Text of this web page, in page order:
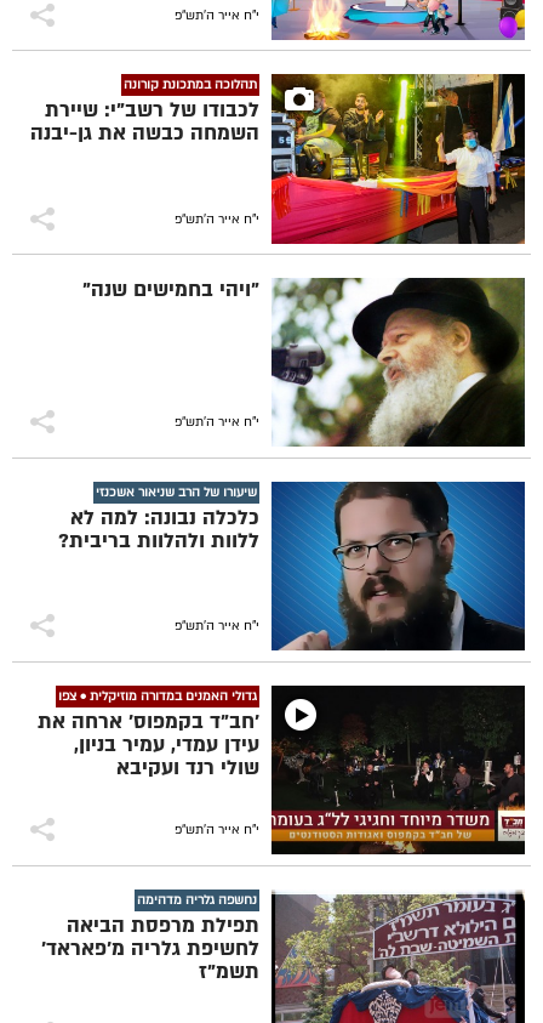
י"ח אייר ה׳תש״פ
תהלוכה במתכונת קורונה
לכבודו של רשב"י: שיירת
השמחה כבשה את גן-יבנה
י"ח אייר ה׳תש״פ
"ויהי בחמישים שנה"
י"ח אייר ה׳תש״פ
שיעורו של הרב שניאור אשכנזי
כלכלה נבונה: למה לא
ללוות ולהלוות בריבית?
י"ח אייר ה׳תש״פ
גדולי האמנים במדורה מוזיקלית • צפו
'חב"ד בקמפוס' ארחה את
עידן עמדי, עמיר בניון,
שולי רנד ועקיבא
י"ח אייר ה׳תש״פ
נחשפה גלריה מדהימה
תפילת מרפסת הביאה
לחשיפת גלריה מ'פאראד'
תשמ"ז